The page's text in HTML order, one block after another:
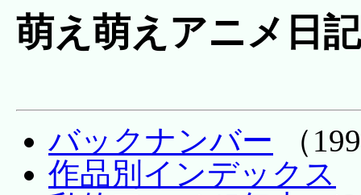
萌え萌えアニメ日記
バックナンバー （
作品別インデックス